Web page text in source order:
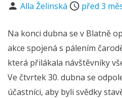
Alla Želinská před 3
Na konci dubna se v Blatně
akce spojená s pálením
která přilákala návštěvníky
Ve čtvrtek 30. dubna se
účastníci, aby byli svědky